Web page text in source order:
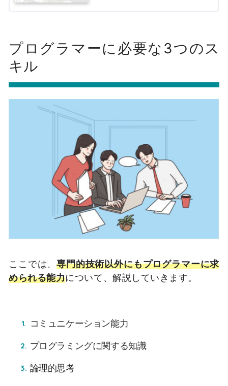
プログラマーに必要な3つのス
キル
ここでは、専門的技術以外にもプログラマーに求
められる能力について、解説していきます。
コミュニケーション能力
プログラミングに関する知識
論理的思考